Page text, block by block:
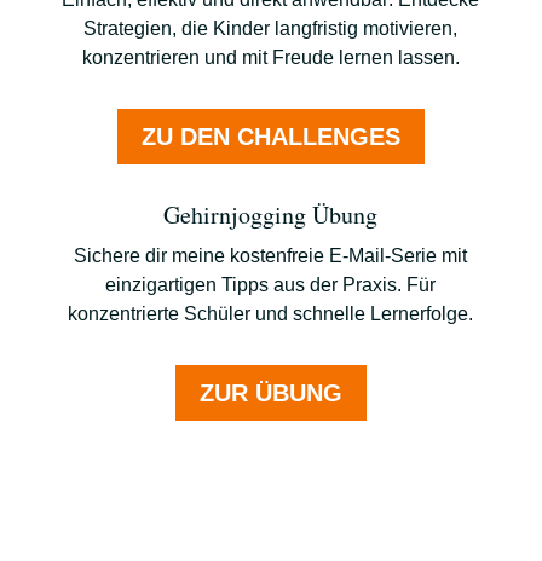
Strategien, die Kinder langfristig motivieren,
konzentrieren und mit Freude lernen lassen.
ZU DEN CHALLENGES
Gehirnjogging Übung
Sichere dir meine kostenfreie E-Mail-Serie mit
einzigartigen Tipps aus der Praxis. Für
konzentrierte Schüler und schnelle Lernerfolge.
ZUR ÜBUNG